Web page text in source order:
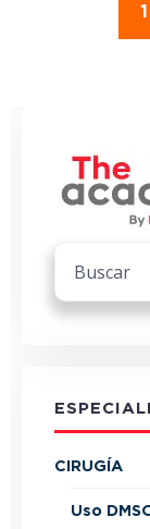
1
CIRUGÍA
Uso